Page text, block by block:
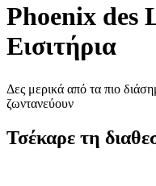
Phoenix des
Εισιτήρια
Δες μερικά από τα πιο
ζωντανεύουν
Τσέκαρε τη